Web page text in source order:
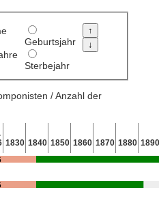
Geburtsjahr
Sterbejahr
/ Anzahl der
1830 1840 1850 1860 1870 1880 1890